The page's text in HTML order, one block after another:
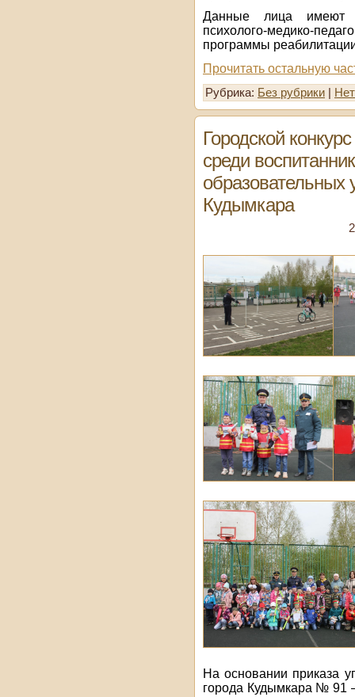
Данные лица имеют
психолого-медико-
программы
Прочитать остальную
Рубрика: Без рубрики
Городской
среди
образовательных
Кудымкара
На основании приказа
города Кудымкара № 91